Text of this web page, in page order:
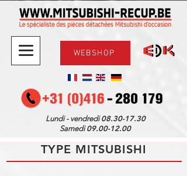
WEBSHOP
Lundi - vendredi08.30-17.30
Samedi09.00-12.00
TYPE MITSUBISHI